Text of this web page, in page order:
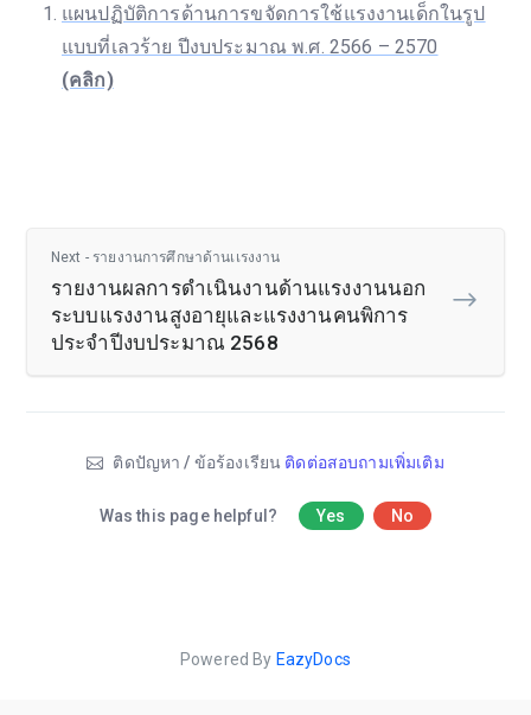
แผนปฏิบัติการด้านการขจัดการใช้แรงงานเด็กในรูป
แบบที่เลวร้าย ปีงบประมาณ พ.ศ. 2566 – 2570
(คลิก)
Next - รายงานการศึกษาด้านเเรงงาน
รายงานผลการดำเนินงานด้านแรงงานนอก
ระบบแรงงานสูงอายุและแรงงานคนพิการ
ประจำปีงบประมาณ 2568
ติดปัญหา / ข้อร้องเรียน ติดต่อสอบถามเพิ่มเติม
Was this page helpful? Yes No
Powered By EazyDocs